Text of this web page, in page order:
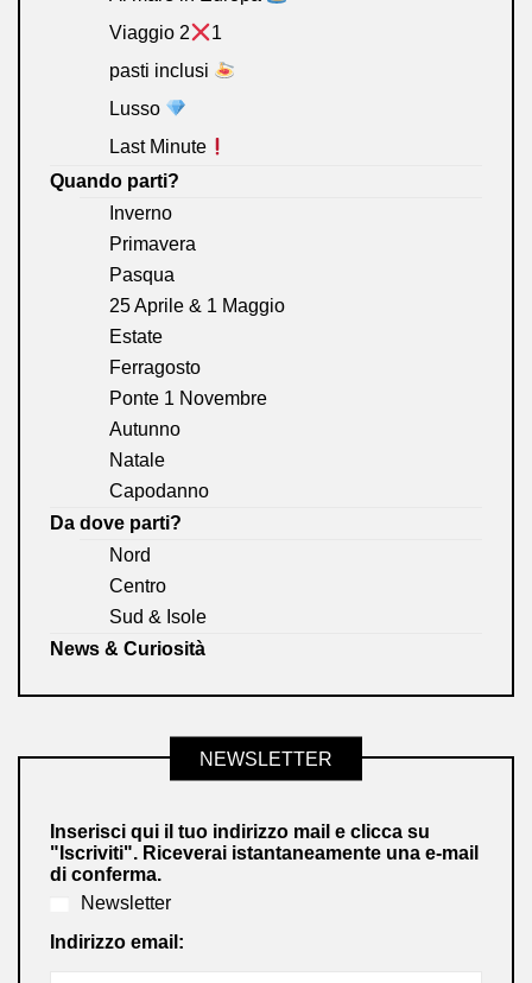
Viaggio 2
1
pasti inclusi
Lusso
Last Minute
Quando parti?
Inverno
Primavera
Pasqua
25 Aprile & 1 Maggio
Estate
Ferragosto
Ponte 1 Novembre
Autunno
Natale
Capodanno
Da dove parti?
Nord
Centro
Sud & Isole
News & Curiosità
NEWSLETTER
Inserisci qui il tuo indirizzo mail e clicca su
"Iscriviti". Riceverai istantaneamente una e-mail
di conferma.
Newsletter
Indirizzo email: